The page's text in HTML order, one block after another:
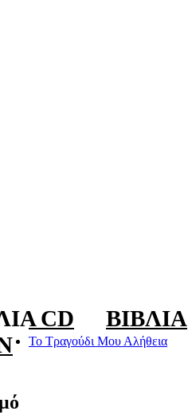
CD ΒΙΒΛΊΑ
Το Τραγούδι Μου Αλήθεια